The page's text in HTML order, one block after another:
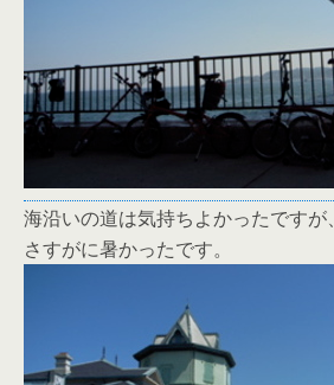
海沿いの道は気持ちよかったですが、
さすがに暑かったです。